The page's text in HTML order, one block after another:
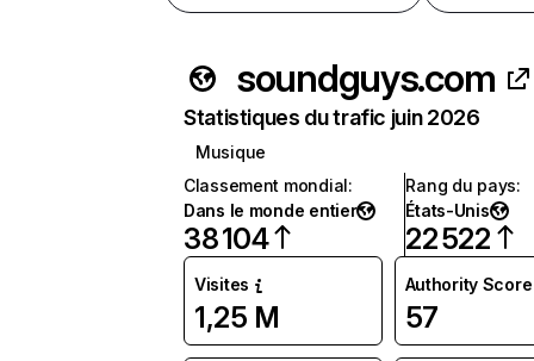
soundguys.com
Statistiques du trafic juin 2026
Musique
Classement mondial:
Dans le monde entier
38 104
Rang du pays:
États-Unis
22 522
Visites
1,25 M
Authority Score
57